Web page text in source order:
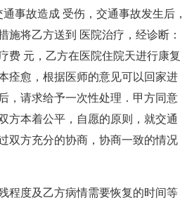
事故造成 受伤，交通事故发生后，
施将乙方送到 医院治疗，经诊断：
费 元，乙方在医院住院天进行康复
痊愈，根据医师的意见可以回家进
，请求给予一次性处理．甲方同意
方本着公平，自愿的原则，就交通
双方充分的协商，协商一致的情况
程度及乙方病情需要恢复的时间等